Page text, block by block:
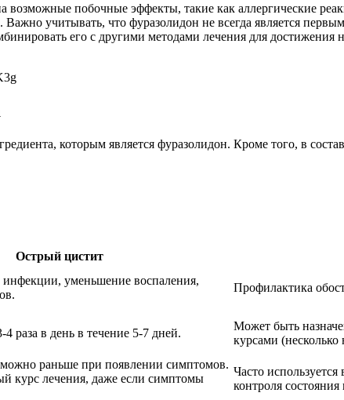
побочные эффекты, такие как аллергические
Важно учитывать, что фуразолидон не всегда является
его с другими методами лечения для
которым является фуразолидон. Кроме того, в
Острый цистит
уменьшение воспаления,
Профилактика
раза в день в течение 5-7 дней.
Может быть
курсами
раньше при появлении симптомов.
курс лечения, даже если симптомы
Часто
контроля